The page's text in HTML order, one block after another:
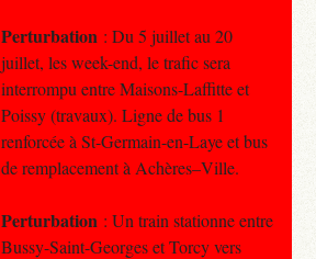
Perturbation : Du 5 juillet au 20
juillet, les week-end, le trafic sera
interrompu entre Maisons-Laffitte et
Poissy (travaux). Ligne de bus 1
renforcée à St-Germain-en-Laye et bus
de remplacement à Achères–Ville.
Perturbation : Un train stationne entre
Bussy-Saint-Georges et Torcy vers